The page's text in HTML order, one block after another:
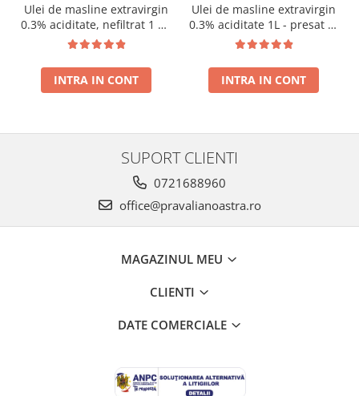
Ulei de masline extravirgin
0.3% aciditate, nefiltrat 1 L -
presat la rece RECOLTA
INTRA IN CONT
Ulei de masline extravirgin
0.3% aciditate 1L - presat la
rece RECOLTA NOUA
INTRA IN CONT
SUPORT CLIENTI
0721688960
office@pravalianoastra.ro
MAGAZINUL MEU
CLIENTI
DATE COMERCIALE